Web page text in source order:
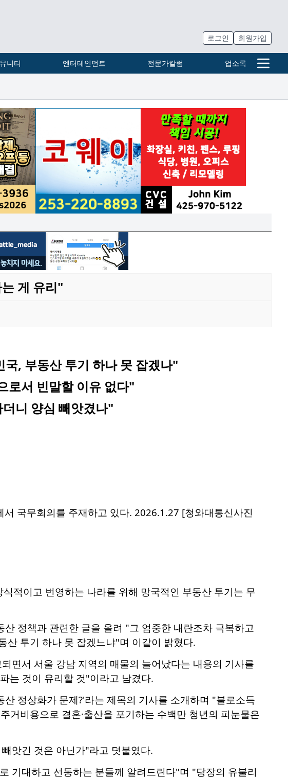
로그인 회원가입
니티 엔터테인먼트 전문가칼럼 업소록
게 유리"
, 부동산 투기 하나 못 잡겠나"
로서 빈말할 이유 없다"
니 양심 빼앗겼나"
국무회의를 주재하고 있다. 2026.1.27 [청와대통신사진
적이고 번영하는 나라를 위해 망국적인 부동산 투기는 무
정책과 관련한 글을 올려 "그 엄중한 내란조차 극복하고
산 투기 하나 못 잡겠느냐"며 이같이 밝혔다.
면서 서울 강남 지역의 매물의 늘어났다는 내용의 기사를
는 것이 유리할 것"이라고 남겼다.
정상화가 문제?'라는 제목의 기사를 소개하며 "불로소득
거비용으로 결혼·출산을 포기하는 수백만 청년의 피눈물은
앗긴 것은 아닌가"라고 덧붙였다.
기대하고 선동하는 분들께 알려드린다"며 "당장의 유불리